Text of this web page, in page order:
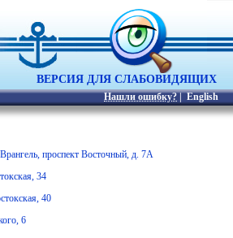
Нашли ошибку? English
проспект Восточный, д. 7А
34
40
6
ВЕРСИЯ ДЛЯ СЛАБОВИДЯЩИХ